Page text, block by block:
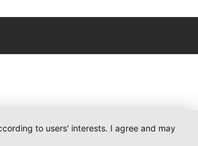
to users' interests. I agree and may